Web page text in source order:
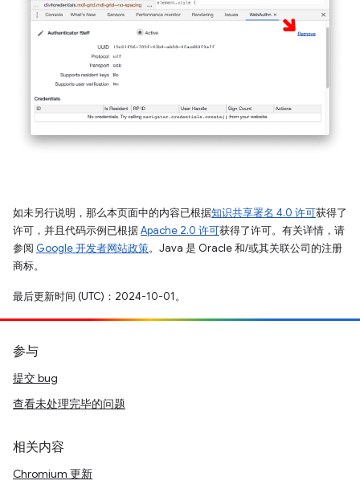
如未另行说明，那么本页面中的内容已根据知识共享署名 4.0 许可获得了
许可，并且代码示例已根据Apache 2.0 许可获得了许可。有关详情，请
参阅 Google 开发者网站政策。Java 是 Oracle 和/或其关联公司的注册
商标。
最后更新时间 (UTC)：2024-10-01。
参与
提交 bug
查看未处理完毕的问题
相关内容
Chromium 更新